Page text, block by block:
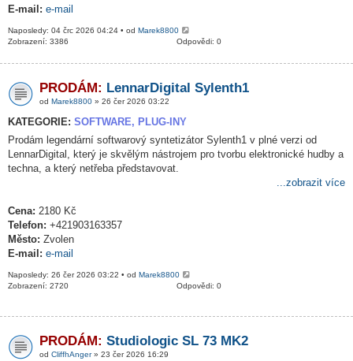
E-mail: e-mail
Naposledy: 04 črc 2026 04:24 • od Marek8800
Odpovědi: 0
Zobrazení: 3386
PRODÁM: LennarDigital Sylenth1
od Marek8800 » 26 čer 2026 03:22
KATEGORIE: SOFTWARE, PLUG-INY
Prodám legendární softwarový syntetizátor Sylenth1 v plné verzi od
LennarDigital, který je skvělým nástrojem pro tvorbu elektronické hudby a
techna, a který netřeba představovat.
...zobrazit více
Cena: 2180 Kč
Telefon: +421903163357
Město: Zvolen
E-mail: e-mail
Naposledy: 26 čer 2026 03:22 • od Marek8800
Odpovědi: 0
Zobrazení: 2720
PRODÁM: Studiologic SL 73 MK2
od CliffhAnger» 23 čer 2026 16:29